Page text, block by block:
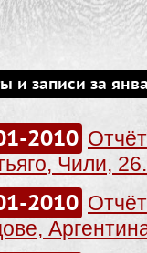
и записи за
2010
Чили,
2010